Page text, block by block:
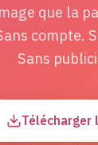
que la
compte.
Sans
Télécharger